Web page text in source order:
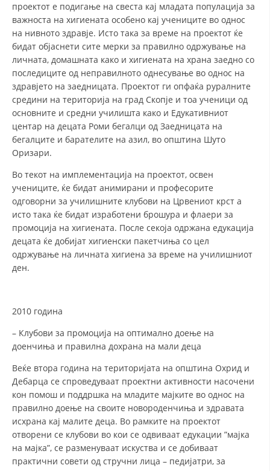
ПРВА ПОМОШ
КРВОДАРИТЕЛСТВО
ИНФОРМАЦИИ ЗА БОЛЕСТИ
МЕНАЏМЕНТ НА ВОЛОНТЕРИ
ДЕЈСТВУВАЊЕ
ПРИРАЧНИЦИ
СТРАТЕГИИ
ПРЕЗЕНТАЦИИ
проектот е подигање на свеста кај младата популација за
важноста на хигиената особено кај учениците во однос
на нивното здравје. Исто така за време на проектот ќе
бидат објаснети сите мерки за правилно одржување на
личната, домашната како и хигиената на храна заедно со
последиците од неправилното однесување во однос на
здравјето на заедницата. Проектот ги опфаќа руралните
средини на територија на град Скопје и тоа ученици од
основните и средни училишта како и Едукативниот
центар на децата Роми бегалци од Заедницата на
бегалците и барателите на азил, во општина Шуто
Оризари.
Во текот на имплементација на проектот, освен
учениците, ќе бидат анимирани и професорите
одговорни за училишните клубови на Црвениот крст а
исто така ќе бидат изработени брошура и флаери за
промоција на хигиената. После секоја одржана едукација
децата ќе добијат хигиенски пакетчиња со цел
одржување на личната хигиена за време на училишниот
ден.
2010 година
– Клубови за промоција на оптимално доење на
доенчиња и правилна дохрана на мали деца
Веќе втора година на територијата на општина Охрид и
Дебарца се спроведуваат проектни активности насочени
кон помош и поддршка на младите мајките во однос на
правилно доење на своите новороденчиња и здравата
исхрана кај малите деца. Во рамките на проектот
отворени се клубови во кои се одвиваат едукации ”мајка
на мајка”, се разменуваат искуства и се добиваат
практични совети од стручни лица – педијатри, за